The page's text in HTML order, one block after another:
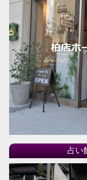
占い